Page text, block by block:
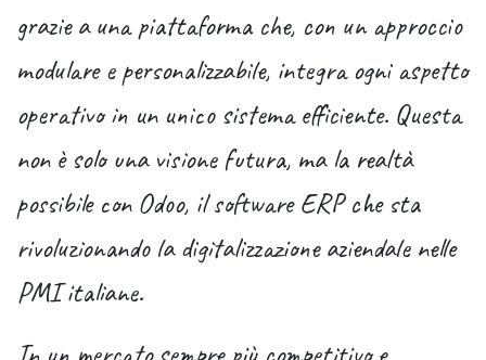
grazie a una piattaforma che, con un approccio
modulare e personalizzabile, integra ogni aspetto
operativo in un unico sistema efficiente. Questa
non è solo una visione futura, ma la realtà
possibile con Odoo, il software ERP che sta
rivoluzionando la digitalizzazione aziendale nelle
PMI italiane.